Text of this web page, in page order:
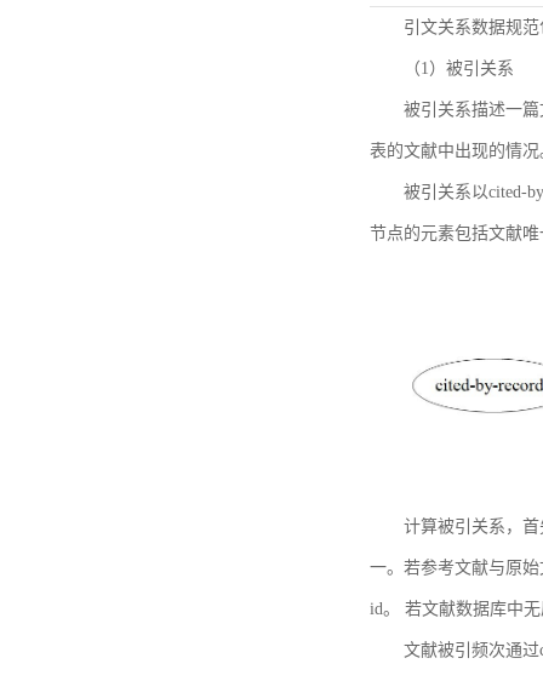
引文关系数据规
（1）被引关系
被引关系描述一
表的文献中出现的情况
被引关系以cited-
节点的元素包括文献
计算被引关系，
一。若参考文献与原
id。 若文献数据库中
文献被引频次通